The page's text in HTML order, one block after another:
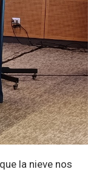
la nieve nos